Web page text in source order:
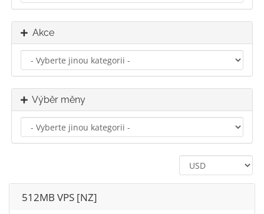
Akce
Výběr měny
512MB VPS [NZ]